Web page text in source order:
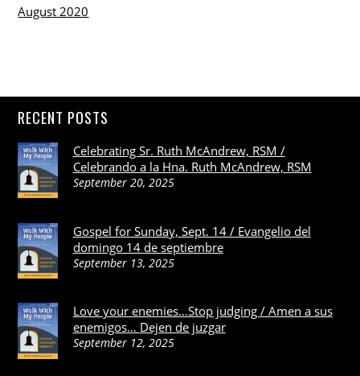
August 2020
RECENT POSTS
Celebrating Sr. Ruth McAndrew, RSM /
Celebrando a la Hna. Ruth McAndrew, RSM
September 20, 2025
Gospel for Sunday, Sept. 14 / Evangelio del
domingo 14 de septiembre
September 13, 2025
Love your enemies…Stop judging / Amen a sus
enemigos… Dejen de juzgar
September 12, 2025